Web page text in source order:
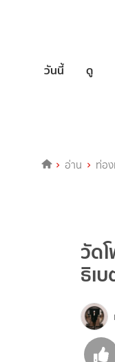
วันนี้ ดู
อ่าน ท่อง
วัด
ธิเ